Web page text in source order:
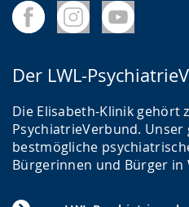
Der LWL-
Die Elisabeth-Klinik gehört
PsychiatrieVerbund.
bestmögliche
Bürgerinnen und Bürger in